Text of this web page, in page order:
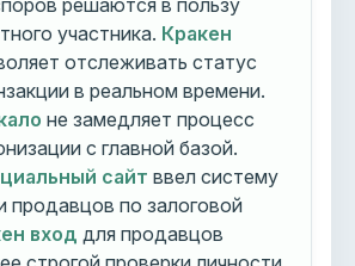
участника. Кракен
отслеживать статус
в реальном времени.
не замедляет процесс
с главной базой.
сайт ввел систему
продавцов по залоговой
вход для продавцов